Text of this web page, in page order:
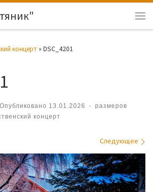
концерт » DSC_4201
Опубликовано 13.01.2026 -
размеров
концерт
по изображениям
Следующее